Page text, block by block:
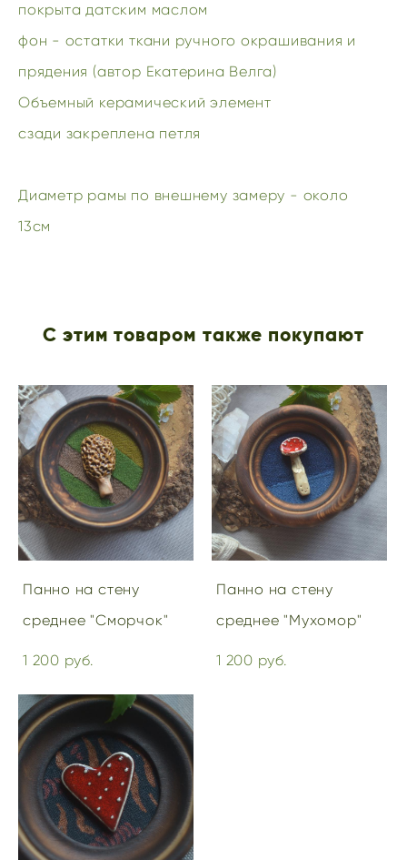
покрыта датским маслом
фон - остатки ткани ручного окрашивания и
прядения (автор Екатерина Велга)
Объемный керамический элемент
сзади закреплена петля
Диаметр рамы по внешнему замеру - около
13см
С этим товаром также покупают
Панно на стену
среднее "Сморчок"
1 200 pуб.
Панно на стену
среднее "Мухомор"
1 200 pуб.